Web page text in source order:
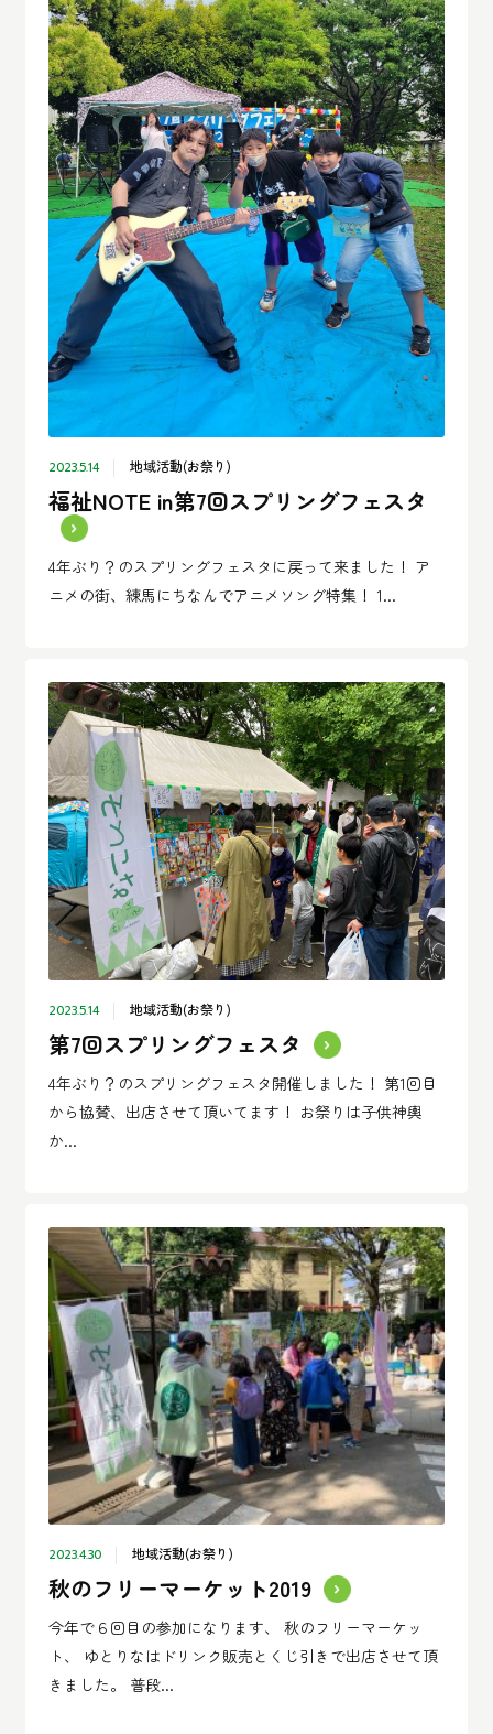
2023.5.14 地域活動(お祭り)
福祉NOTE in第7回スプリングフェスタ
4年ぶり？のスプリングフェスタに戻って来ました！ ア
ニメの街、練馬にちなんでアニメソング特集！ 1...
2023.5.14 地域活動(お祭り)
第7回スプリングフェスタ
4年ぶり？のスプリングフェスタ開催しました！ 第1回目
から協賛、出店させて頂いてます！ お祭りは子供神輿
か...
2023.4.30 地域活動(お祭り)
秋のフリーマーケット2019
今年で６回目の参加になります、 秋のフリーマーケッ
ト、 ゆとりなはドリンク販売とくじ引きで出店させて頂
きました。 普段...